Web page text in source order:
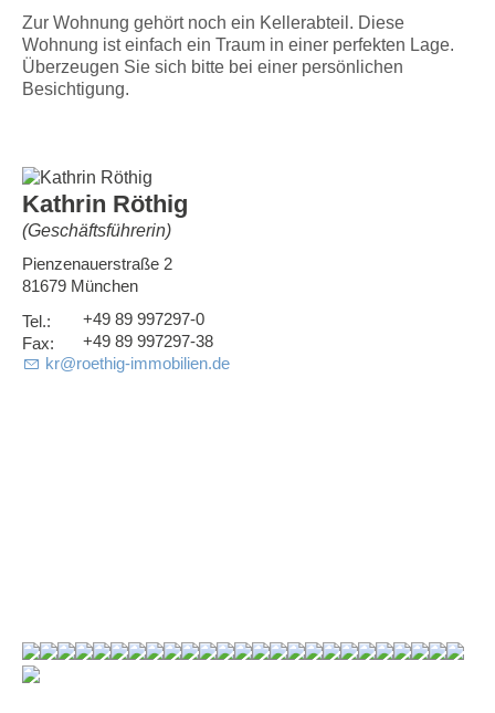
Zur Wohnung gehört noch ein Kellerabteil. Diese
Wohnung ist einfach ein Traum in einer perfekten Lage.
Überzeugen Sie sich bitte bei einer persönlichen
Besichtigung.
Kathrin Röthig
(Geschäftsführerin)
Pienzenauerstraße 2
81679 München
+49 89 997297-0
+49 89 997297-38
kr@roethig-immobilien.de